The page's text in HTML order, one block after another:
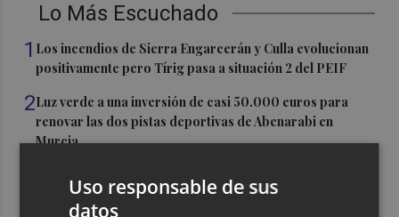
Lo Más Escuchado
1 Los incendios de Sierra Engarcerán y Culla evolucionan
positivamente pero Tírig pasa a situación 2 del PEIF
2Luz verde a una inversión de casi 50.000 euros para
renovar las dos pistas deportivas de Abenarabi en
Murcia
máximo nivel de accesibilidad están en Cartagena
Uso responsable de sus
datos